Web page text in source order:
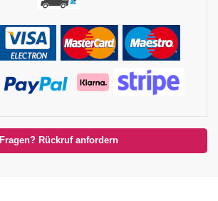
Fragen? Rückruf anfordern